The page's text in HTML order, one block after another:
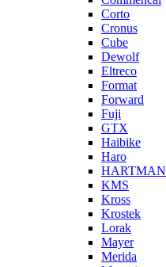
Corto
Cronus
Cube
Dewolf
Eltreco
Format
Forward
Fuji
GTX
Haibike
Haro
HARTMAN
KMS
Kross
Krostek
Lorak
Mayer
Merida